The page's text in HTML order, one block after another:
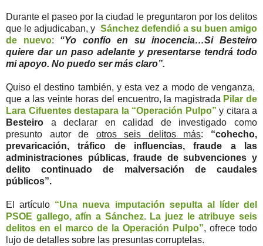
Durante el paseo por la ciudad le preguntaron por los delitos
que le adjudicaban, y Sánchez defendió a su buen amigo
de nuevo: “Yo confío en su inocencia…Si Besteiro
quiere dar un paso adelante y presentarse tendrá todo
mi apoyo. No puedo ser más claro”.
Quiso el destino también, y esta vez a modo de venganza,
que a las veinte horas del encuentro, la magistrada Pilar de
Lara Cifuentes destapara la “Operación Pulpo” y citara a
Besteiro a declarar en calidad de investigado como
presunto autor de
otros seis delitos más: “cohecho,
prevaricación, tráfico de influencias, fraude a las
administraciones públicas, fraude de subvenciones y
delito continuado de malversación de caudales
públicos”.
El artículo “Una nueva imputación sepulta al líder del
PSOE gallego, afín a Sánchez. La juez le atribuye seis
delitos en el marco de la Operación Pulpo”, ofrece todo
lujo de detalles sobre las presuntas corruptelas.